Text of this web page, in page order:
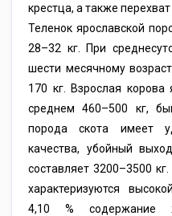
крестца, а также перехват
Теленок ярославской
28–32 кг. При
шести месячному
170 кг. Взрослая
среднем 460–500 кг,
порода скота имеет
качества, убойный
составляет 3200–3500
характеризуются
4,10 % содержание